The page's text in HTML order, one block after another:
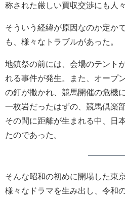
称された厳しい買収交渉にも人
そういう経緯が原因なのか定か
も、様々なトラブルがあった。
地鎮祭の前には、会場のテント
れる事件が発生。また、オープ
の釘が撒かれ、競馬開催の危機
一枚岩だったはずの、競馬倶楽
その間に距離が生まれる中、日
たのであった。
そんな昭和の初めに開場した東
様々なドラマを生み出し、令和